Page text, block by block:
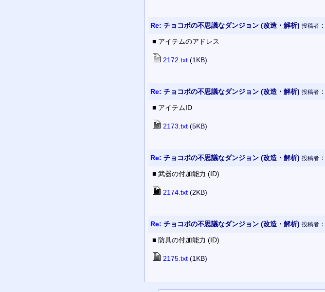
Re: チョコボの不思議なダンジョン (改造・解析) 投稿者 ：
■ アイテムのアドレス
2172.txt (1KB)
Re: チョコボの不思議なダンジョン (改造・解析) 投稿者 ：
■ アイテムID
2173.txt (5KB)
Re: チョコボの不思議なダンジョン (改造・解析) 投稿者 ：
■ 武器の付加能力 (ID)
2174.txt (2KB)
Re: チョコボの不思議なダンジョン (改造・解析) 投稿者 ：
■ 防具の付加能力 (ID)
2175.txt (1KB)